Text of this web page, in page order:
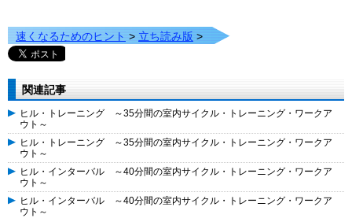
速くなるためのヒント > 立ち読み版 >
関連記事
ヒル・トレーニング ～35分間の室内サイクル・トレーニング・ワークア
ウト～
ヒル・トレーニング ～35分間の室内サイクル・トレーニング・ワークア
ウト～
ヒル・インターバル ～40分間の室内サイクル・トレーニング・ワークア
ウト～
ヒル・インターバル ～40分間の室内サイクル・トレーニング・ワークア
ウト～